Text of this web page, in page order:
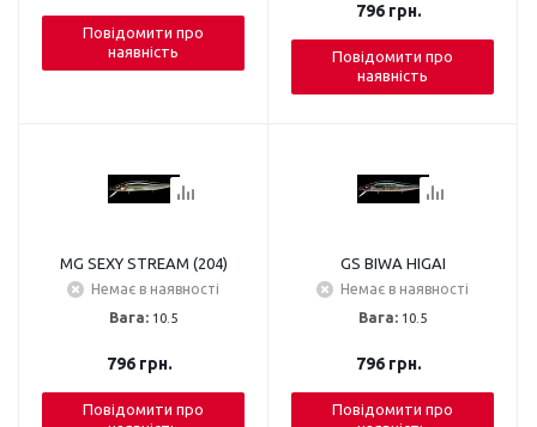
Повідомити про
наявність
796грн.
Повідомити про
наявність
MG SEXY STREAM (204)
Немає в наявності
Вага: 10.5
796грн.
Повідомити про
GS BIWA HIGAI
Немає в наявності
Вага: 10.5
796грн.
Повідомити про